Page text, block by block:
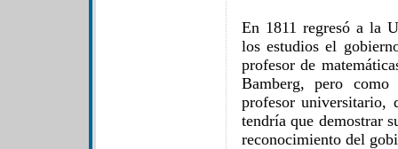
En 1811 regresó a la
los estudios el
profesor de
Bamberg, pero
profesor universitario,
tendría que demostrar
reconocimiento del